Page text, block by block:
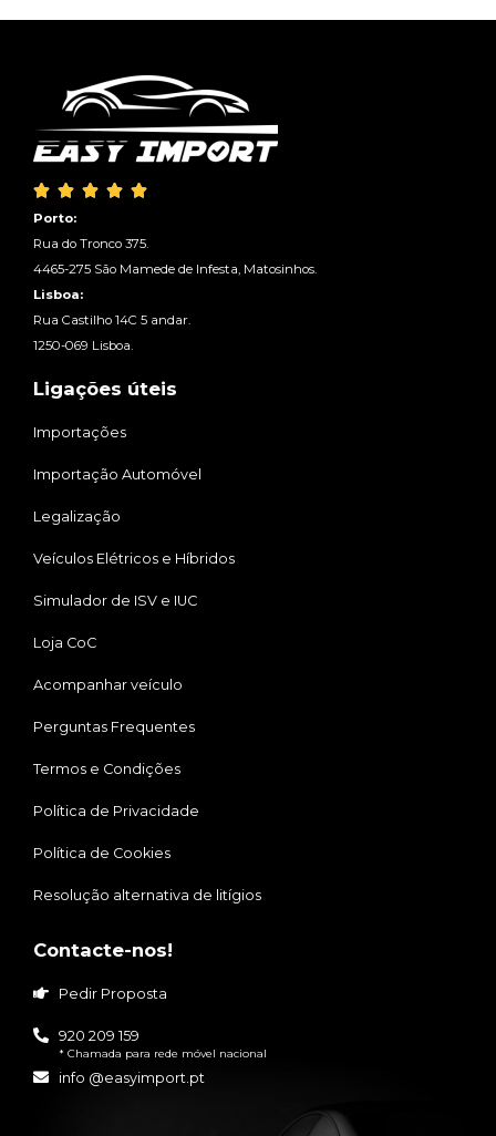
    
Porto:
Rua do Tronco 375.
4465-275 São Mamede de Infesta, Matosinhos.
Lisboa:
Rua Castilho 14C 5 andar.
1250-069 Lisboa.
Ligações úteis
Importações
Importação Automóvel
Legalização
Veículos Elétricos e Híbridos
Simulador de ISV e IUC
Loja CoC
Acompanhar veículo
Perguntas Frequentes
Termos e Condições
Política de Privacidade
Política de Cookies
Resolução alternativa de litígios
Contacte-nos!
Pedir Proposta
920 209 159
* Chamada para rede móvel nacional
info @easyimport.pt